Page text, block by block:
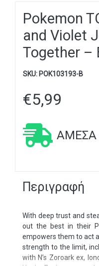
Pokemon
and Violet
Together –
SKU: POK103193-B
€5,99
ΆΜΕΣΑ
Περιγραφή
With deep trust and
out the best in their
empowers them to act
strength to the limit,
with N’s Zoroark ex,
Hop’s Zacian ex,